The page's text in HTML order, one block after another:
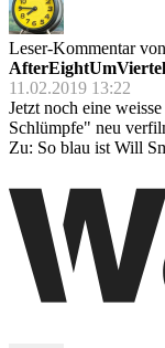
Leser-Kommentar von
11.02.2019 13:22
Jetzt noch eine
Schlümpfe" neu
Zu: So blau ist Will